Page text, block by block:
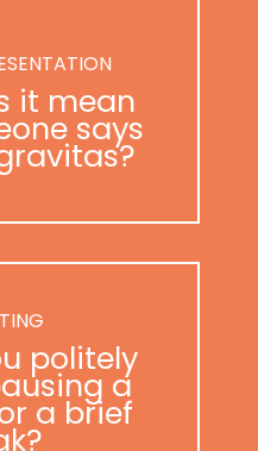
it mean
says
politely
a
a brief